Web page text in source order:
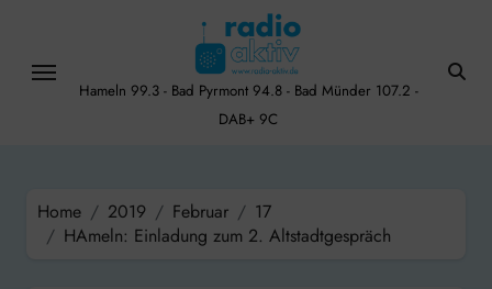
content
Hameln 99.3 - Bad Pyrmont 94.8 - Bad Münder 107.2 -
DAB+ 9C
Home 2019 Februar
17
HAmeln: Einladung zum 2. Altstadtgespräch